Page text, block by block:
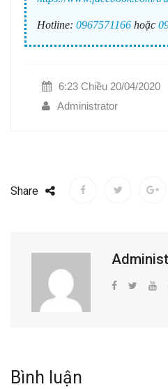
Hotline: 0967571166 hoặc
6:23 Chiều 20/04/2020
Administrator
Share
Bình luận